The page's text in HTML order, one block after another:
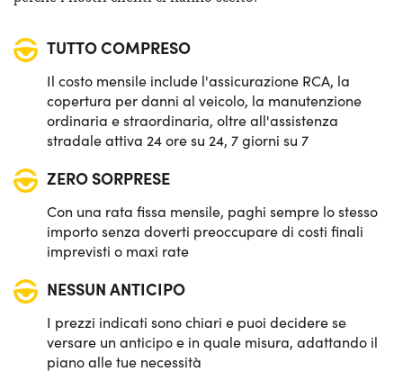
Sistema di avviso e mantenimento della corsia
Sistema di frenata d'emergenza attiva
Start&Stop
Telecamera posteriore di parcheggio
TUTTO COMPRESO
Il costo mensile include l'assicurazione RCA, la
copertura per danni al veicolo, la manutenzione
ordinaria e straordinaria, oltre all'assistenza
stradale attiva 24 ore su 24, 7 giorni su 7
ZERO SORPRESE
Con una rata fissa mensile, paghi sempre lo stesso
importo senza doverti preoccupare di costi finali
imprevisti o maxi rate
NESSUN ANTICIPO
I prezzi indicati sono chiari e puoi decidere se
versare un anticipo e in quale misura, adattando il
piano alle tue necessità